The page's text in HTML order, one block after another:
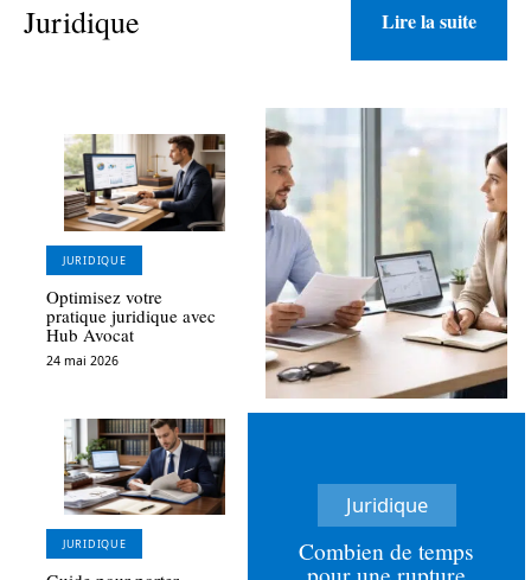
Juridique Lire la suite
JURIDIQUE
Optimisez votre
pratique juridique avec
Hub Avocat
24 mai 2026
JURIDIQUE
Juridique
Combien de temps